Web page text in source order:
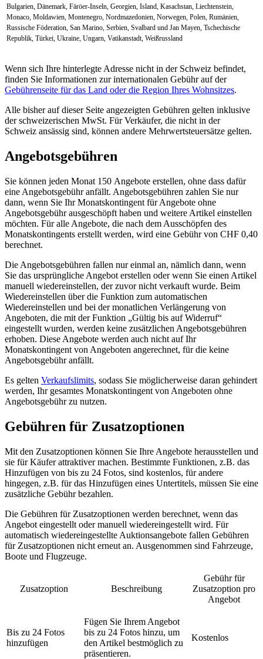
Bulgarien, Dänemark, Färöer-Inseln, Georgien, Island, Kasachstan, Liechtenstein,
Monaco, Moldawien, Montenegro, Nordmazedonien, Norwegen, Polen, Rumänien,
Russische Föderation, San Marino, Serbien, Svalbard und Jan Mayen, Tschechische
Republik, Türkei, Ukraine, Ungarn, Vatikanstadt, Weißrussland
Wenn sich Ihre hinterlegte Adresse nicht in der Schweiz befindet,
finden Sie Informationen zur internationalen Gebühr auf der
Gebührenseite für das Land oder die Region Ihres Wohnsitzes.
Alle bisher auf dieser Seite angezeigten Gebühren gelten inklusive
der schweizerischen MwSt. Für Verkäufer, die nicht in der
Schweiz ansässig sind, können andere Mehrwertsteuersätze gelten.
Angebotsgebühren
Sie können jeden Monat 150 Angebote erstellen, ohne dass dafür
eine Angebotsgebühr anfällt. Angebotsgebühren zahlen Sie nur
dann, wenn Sie Ihr Monatskontingent für Angebote ohne
Angebotsgebühr ausgeschöpft haben und weitere Artikel einstellen
möchten. Für alle Angebote, die nach dem Ausschöpfen des
Monatskontingents erstellt werden, wird eine Gebühr von CHF 0,40
berechnet.
Die Angebotsgebühren fallen nur einmal an, nämlich dann, wenn
Sie das ursprüngliche Angebot erstellen oder wenn Sie einen Artikel
manuell wiedereinstellen, der zuvor nicht verkauft wurde. Beim
Wiedereinstellen über die Funktion zum automatischen
Wiedereinstellen und bei der monatlichen Verlängerung von
Angeboten, die mit der Funktion „Gültig bis auf Widerruf“
eingestellt wurden, werden keine zusätzlichen Angebotsgebühren
erhoben. Diese Angebote werden auch nicht auf Ihr
Monatskontingent von Angeboten angerechnet, für die keine
Angebotsgebühr anfällt.
Es gelten Verkaufslimits, sodass Sie möglicherweise daran gehindert
werden, Ihr gesamtes Monatskontingent von Angeboten ohne
Angebotsgebühr zu nutzen.
Gebühren für Zusatzoptionen
Mit den Zusatzoptionen können Sie Ihre Angebote herausstellen und
sie für Käufer attraktiver machen. Bestimmte Funktionen, z.B. das
Hinzufügen von bis zu 24 Fotos, sind kostenlos, für andere
hingegen, z.B. für das Hinzufügen eines Untertitels, müssen Sie eine
zusätzliche Gebühr bezahlen.
Die Gebühren für Zusatzoptionen werden berechnet, wenn das
Angebot eingestellt oder manuell wiedereingestellt wird. Für
automatisch wiedereingestellte Auktionsangebote fallen Gebühren
für Zusatzoptionen nicht erneut an. Ausgenommen sind Fahrzeuge,
Boote und Flugzeuge.
Zusatzoption Beschreibung
Gebühr für
Zusatzoption pro
Angebot
Bis zu 24 Fotos
hinzufügen
Fügen Sie Ihrem Angebot
bis zu 24 Fotos hinzu, um
den Artikel bestmöglich zu
präsentieren.
Kostenlos